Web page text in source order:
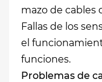
mazo de cables
Fallas de los
el
funciones.
Problemas de